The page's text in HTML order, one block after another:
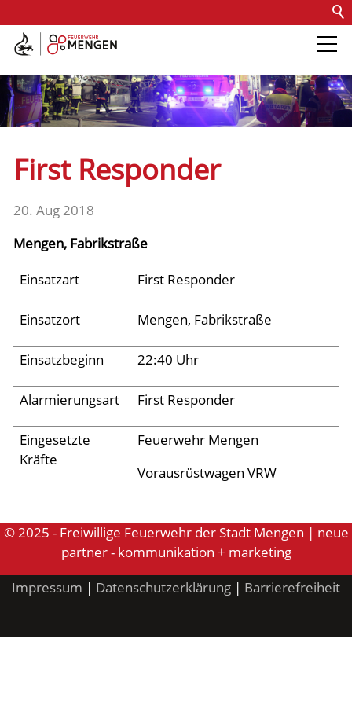
Kontakt Impressum
Barrierefreiheit
Die Feuerwehr
Fachdienste
Fahrzeuge
Einsätze
Archiv 2025
Archiv 2024
Archiv 2023
Archiv 2022
Archiv 2021
Archiv 2018
Archiv 2017
Archiv 2016
First Responder
20. Aug 2018
Mengen, Fabrikstraße
Einsatzart
First Responder
Einsatzort Mengen, Fabrikstraße
Einsatzbeginn 22:40 Uhr
Alarmierungsart First Responder
Eingesetzte
Kräfte
Feuerwehr Mengen
Vorausrüstwagen VRW
© 2025 - Freiwillige Feuerwehr der Stadt Mengen | neue
partner - kommunikation + marketing
Impressum | Datenschutzerklärung | Barrierefreiheit